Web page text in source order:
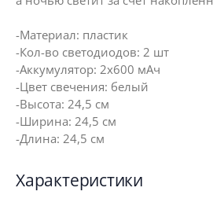
-Материал: пластик
-Кол-во светодиодов: 2 шт
-Аккумулятор: 2х600 мАч
-Цвет свечения: белый
-Высота: 24,5 см
-Ширина: 24,5 см
-Длина: 24,5 см
Характеристики